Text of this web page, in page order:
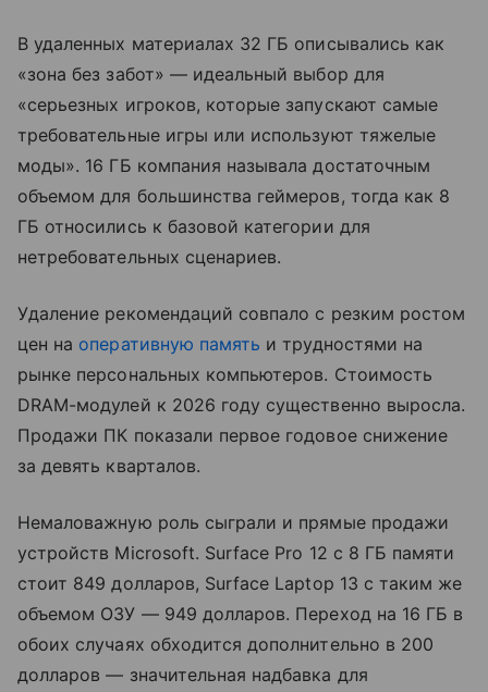
В удаленных материалах 32 ГБ описывались как
«зона без забот» — идеальный выбор для
«серьезных игроков, которые запускают самые
требовательные игры или используют тяжелые
моды». 16 ГБ компания называла достаточным
объемом для большинства геймеров, тогда как 8
ГБ относились к базовой категории для
нетребовательных сценариев.
Удаление рекомендаций совпало с резким ростом
цен на оперативную память и трудностями на
рынке персональных компьютеров. Стоимость
DRAM-модулей к 2026 году существенно выросла.
Продажи ПК показали первое годовое снижение
за девять кварталов.
Немаловажную роль сыграли и прямые продажи
устройств Microsoft. Surface Pro 12 с 8 ГБ памяти
стоит 849 долларов, Surface Laptop 13 с таким же
объемом ОЗУ — 949 долларов. Переход на 16 ГБ в
обоих случаях обходится дополнительно в 200
долларов — значительная надбавка для